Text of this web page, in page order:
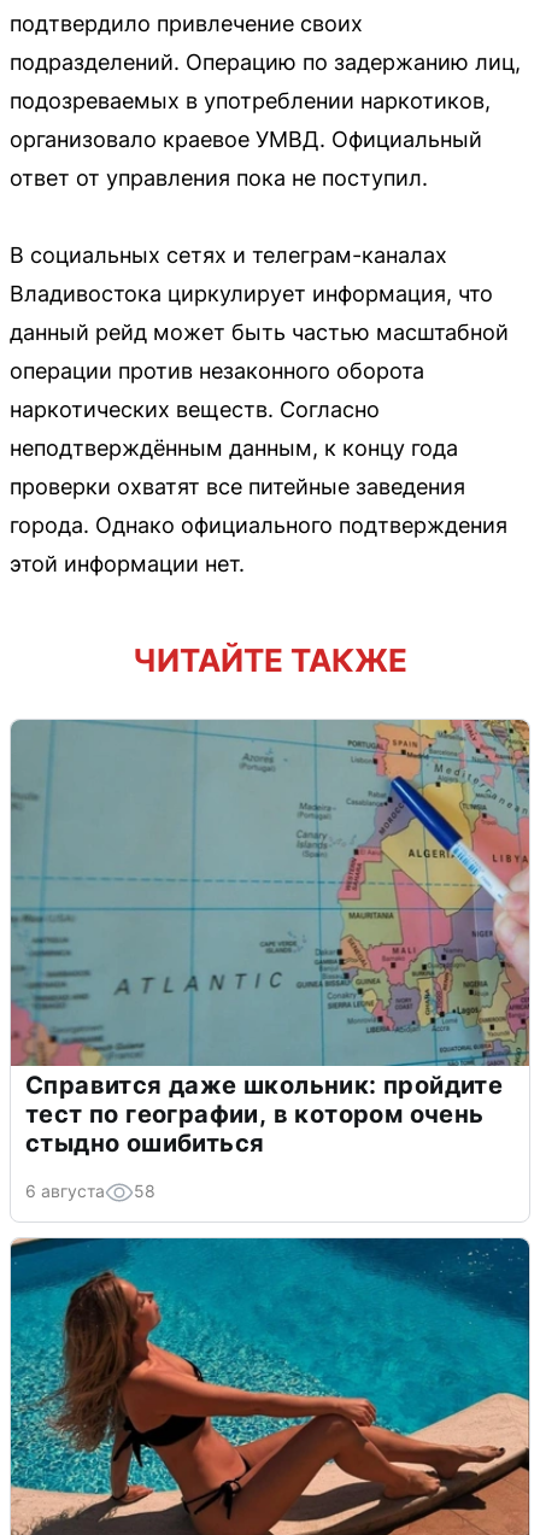
подтвердило привлечение своих
подразделений. Операцию по задержанию лиц,
подозреваемых в употреблении наркотиков,
организовало краевое УМВД. Официальный
ответ от управления пока не поступил.
В социальных сетях и телеграм-каналах
Владивостока циркулирует информация, что
данный рейд может быть частью масштабной
операции против незаконного оборота
наркотических веществ. Согласно
неподтверждённым данным, к концу года
проверки охватят все питейные заведения
города. Однако официального подтверждения
этой информации нет.
ЧИТАЙТЕ ТАКЖЕ
Справится даже школьник: пройдите
тест по географии, в котором очень
стыдно ошибиться
6 августа 58